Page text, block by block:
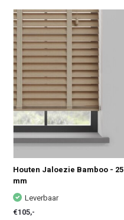
Houten Jaloezie Bamboo - 25
mm
Leverbaar
€105,-